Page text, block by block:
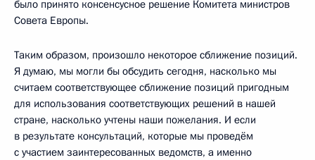
было принято консенсусное решение Комитета министров
Совета Европы.
Таким образом, произошло некоторое сближение позиций.
Я думаю, мы могли бы обсудить сегодня, насколько мы
считаем соответствующее сближение позиций пригодным
для использования соответствующих решений в нашей
стране, насколько учтены наши пожелания. И если
в результате консультаций, которые мы проведём
с участием заинтересованных ведомств, а именно